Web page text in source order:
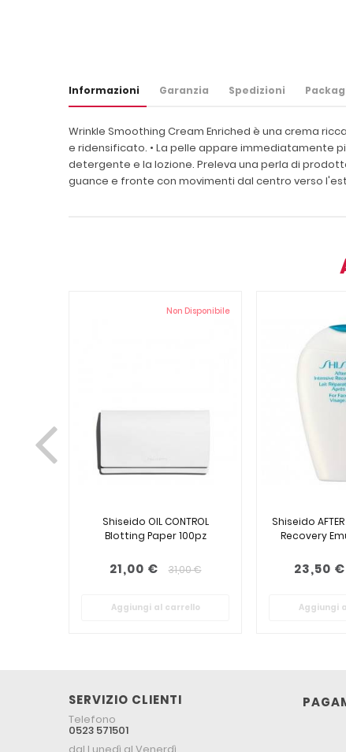
Informazioni Garanzia Spedizioni
Wrinkle Smoothing Cream Enriched è una crema
e ridensificato. • La pelle appare immediatamente
detergente e la lozione. Preleva una perla di
guance e fronte con movimenti dal centro verso
Non Disponibile
Shiseido OIL CONTROL
Blotting Paper 100pz
21,00 € 31,00 €
Aggiungi al carrello
Shiseido
Recovery
23,50 €
Aggiungi
SERVIZIO CLIENTI
Telefono
0523 571501